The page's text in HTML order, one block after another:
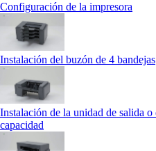
Configuración de la impresora
Instalación del buzón de 4 bandejas
Instalación de la unidad de salida
capacidad